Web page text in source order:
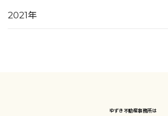
2021年
ゆずき不動産事務所は